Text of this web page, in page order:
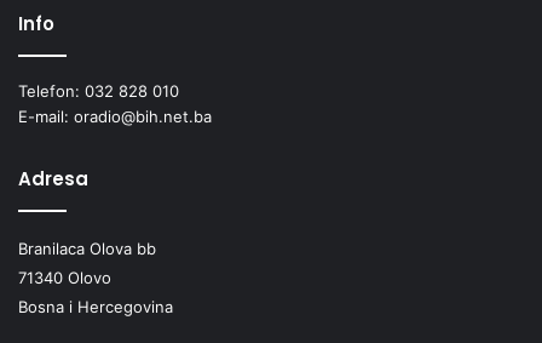
Info
Telefon: 032 828 010
E-mail: oradio@bih.net.ba
Adresa
Branilaca Olova bb
71340 Olovo
Bosna i Hercegovina